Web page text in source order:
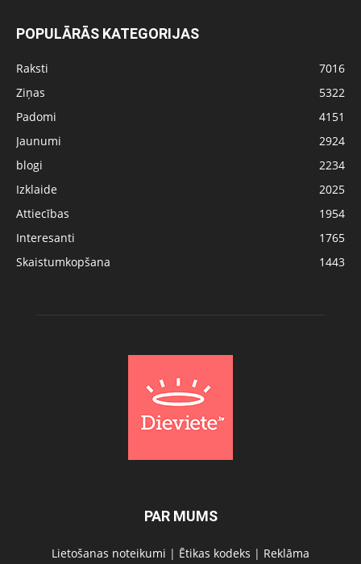
POPULĀRĀS KATEGORIJAS
Raksti
7016
Ziņas
5322
Padomi
4151
Jaunumi
2924
blogi
2234
Izklaide
2025
Attiecības
1954
Interesanti
1765
Skaistumkopšana
1443
PAR MUMS
Lietošanas noteikumi | Ētikas kodeks | Reklāma